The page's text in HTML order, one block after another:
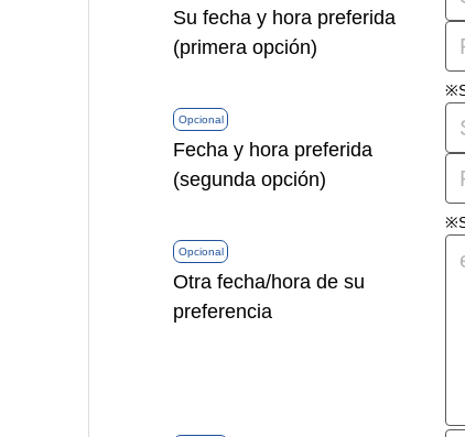
Su fecha y hora preferida
(primera opción)
Opcional
Fecha y hora preferida
(segunda opción)
Opcional
Otra fecha/hora de su
preferencia